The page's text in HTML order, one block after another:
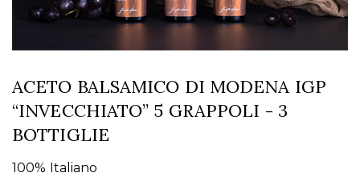
ACETO BALSAMICO DI MODENA IGP
“INVECCHIATO” 5 GRAPPOLI - 3
BOTTIGLIE
100% Italiano